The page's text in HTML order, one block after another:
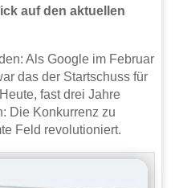
auf den aktuellen
Als Google im Februar
das der Startschuss für
fast drei Jahre
Die Konkurrenz zu
Feld revolutioniert.